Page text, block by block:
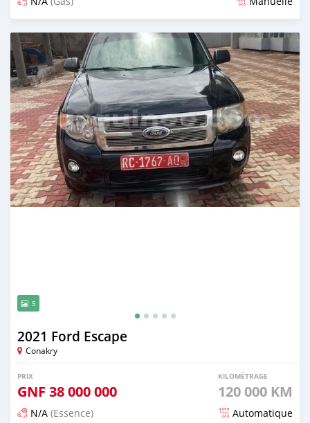
Publié il y a 5 mois
5
2021 Ford Escape
Conakry
PRIX
GNF 38 000 000
KILOMÉTRAGE
120 000 KM
N/A (Essence) Automatique